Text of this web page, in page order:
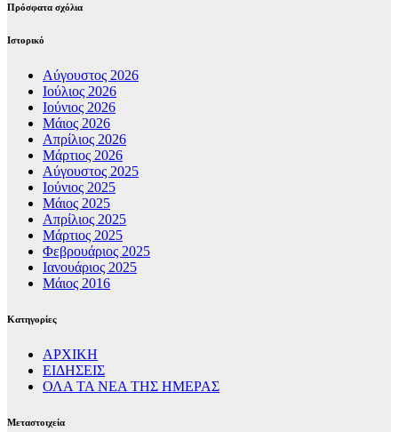
Πρόσφατα σχόλια
Ιστορικό
Αύγουστος 2026
Ιούλιος 2026
Ιούνιος 2026
Μάιος 2026
Απρίλιος 2026
Μάρτιος 2026
Αύγουστος 2025
Ιούνιος 2025
Μάιος 2025
Απρίλιος 2025
Μάρτιος 2025
Φεβρουάριος 2025
Ιανουάριος 2025
Μάιος 2016
Kατηγορίες
ΑΡΧΙΚΗ
ΕΙΔΗΣΕΙΣ
ΟΛΑ ΤΑ ΝΕΑ ΤΗΣ ΗΜΕΡΑΣ
Μεταστοιχεία